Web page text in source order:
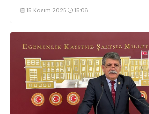
15 Kasım 2025 15:06